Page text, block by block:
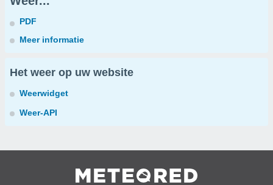
PDF
Meer informatie
Het weer op uw website
Weerwidget
Weer-API